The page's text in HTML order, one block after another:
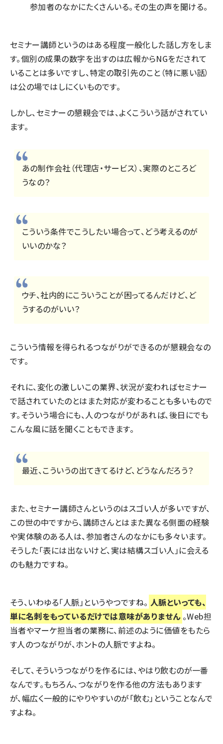
参加者のなかにたくさんいる。その生の声を聞ける。
セミナー講師というのはある程度一般化した話し方をしま
す。個別の成果の数字を出すのは広報からNGをだされて
いることは多いですし、特定の取引先のこと（特に悪い話）
は公の場ではしにくいものです。
しかし、セミナーの懇親会では、よくこういう話がされてい
ます。
あの制作会社（代理店・サービス）、実際のところど
うなの？
こういう条件でこうしたい場合って、どう考えるのが
いいのかな？
ウチ、社内的にこういうことが困ってるんだけど、ど
うするのがいい？
こういう情報を得られるつながりができるのが懇親会なの
です。
それに、変化の激しいこの業界、状況が変わればセミナー
で話されていたのとはまた対応が変わることも多いもので
す。そういう場合にも、人のつながりがあれば、後日にでも
こんな風に話を聞くこともできます。
最近、こういうの出てきてるけど、どうなんだろう？
また、セミナー講師さんというのはスゴい人が多いですが、
この世の中ですから、講師さんとはまた異なる側面の経験
や実体験のある人は、参加者さんのなかにも多々います。
そうした「表には出ないけど、実は結構スゴい人」に会える
のも魅力ですね。
そう、いわゆる「人脈」というやつですね。 人脈といっても、
単に名刺をもっているだけでは意味がありません 。Web担
当者やマーケ担当者の業務に、前述のように価値をもたら
す人のつながりが、ホントの人脈ですよね。
そして、そういうつながりを作るには、やはり飲むのが一番
なんです。もちろん、つながりを作る他の方法もあります
が、幅広く一般的にやりやすいのが「飲む」ということなんで
すよね。